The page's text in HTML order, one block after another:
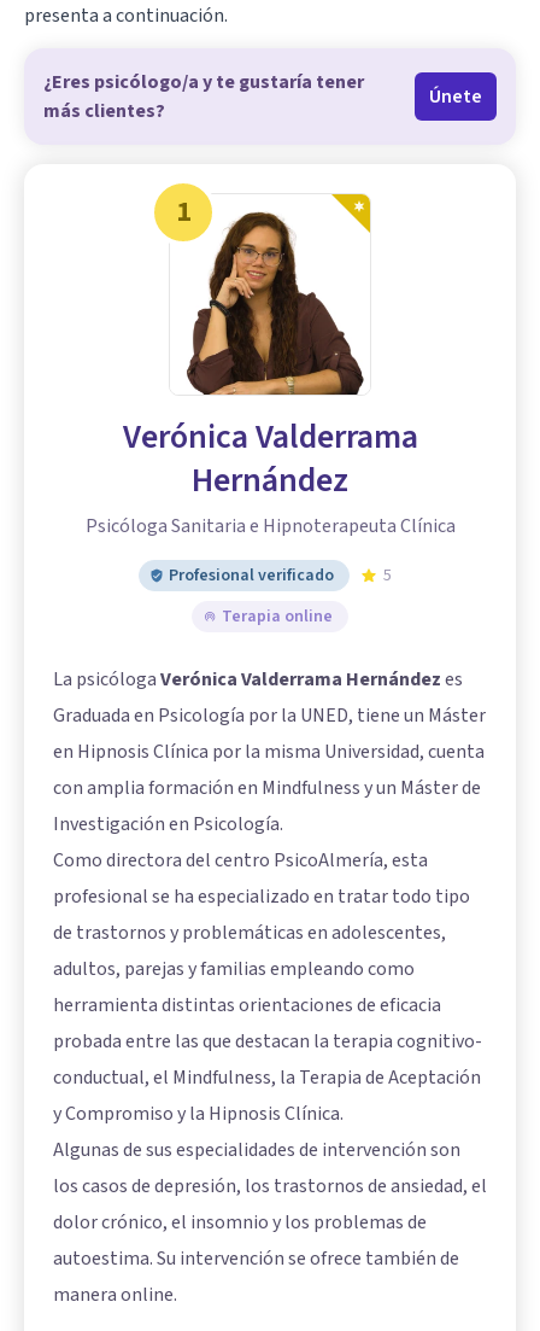
presenta a continuación.
¿Eres psicólogo/a y te gustaría tener
más clientes?
Únete
1
Verónica Valderrama
Hernández
Psicóloga Sanitaria e Hipnoterapeuta Clínica
Profesional verificado
5
Terapia online
La psicólogaVerónica Valderrama Hernándezes
Graduada en Psicología por la UNED, tiene un Máster
en Hipnosis Clínica por la misma Universidad, cuenta
con amplia formación en Mindfulness y un Máster de
Investigación en Psicología.
Como directora del centro PsicoAlmería, esta
profesional se ha especializado en tratar todo tipo
de trastornos y problemáticas en adolescentes,
adultos, parejas y familias empleando como
herramienta distintas orientaciones de eficacia
probada entre las que destacan la terapia cognitivo-
conductual, el Mindfulness, la Terapia de Aceptación
y Compromiso y la Hipnosis Clínica.
Algunas de sus especialidades de intervención son
los casos de depresión, los trastornos de ansiedad, el
dolor crónico, el insomnio y los problemas de
autoestima. Su intervención se ofrece también de
manera online.